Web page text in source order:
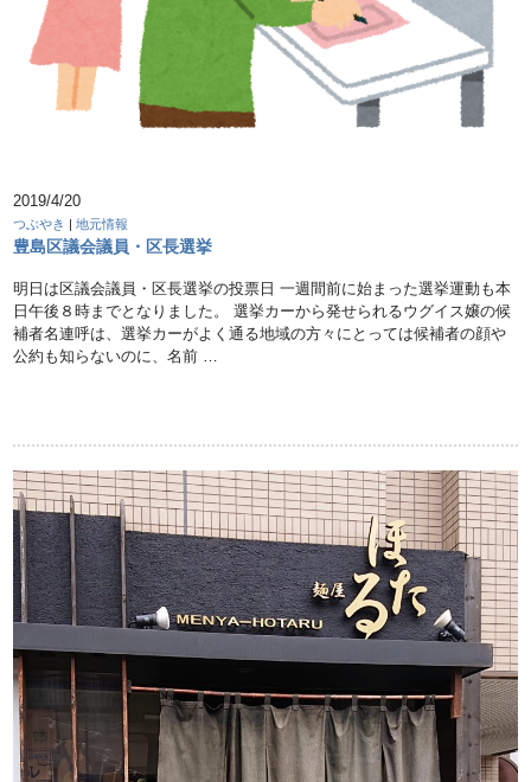
2019/4/20
つぶやき |地元情報
豊島区議会議員・区長選挙
明日は区議会議員・区長選挙の投票日 一週間前に始まった選挙運動も本
日午後８時までとなりました。 選挙カーから発せられるウグイス嬢の候
補者名連呼は、選挙カーがよく通る地域の方々にとっては候補者の顔や
公約も知らないのに、名前 …